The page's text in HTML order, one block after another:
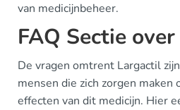
van medicijnbeheer.
FAQ Sectie
De vragen omtrent Largactil
mensen die zich zorgen maken
effecten van dit medicijn. Hier